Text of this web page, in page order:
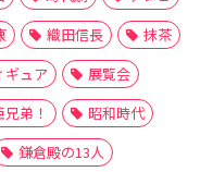
織田信長
抹茶
ギュア
展覧会
兄弟！
昭和時代
鎌倉殿の13人